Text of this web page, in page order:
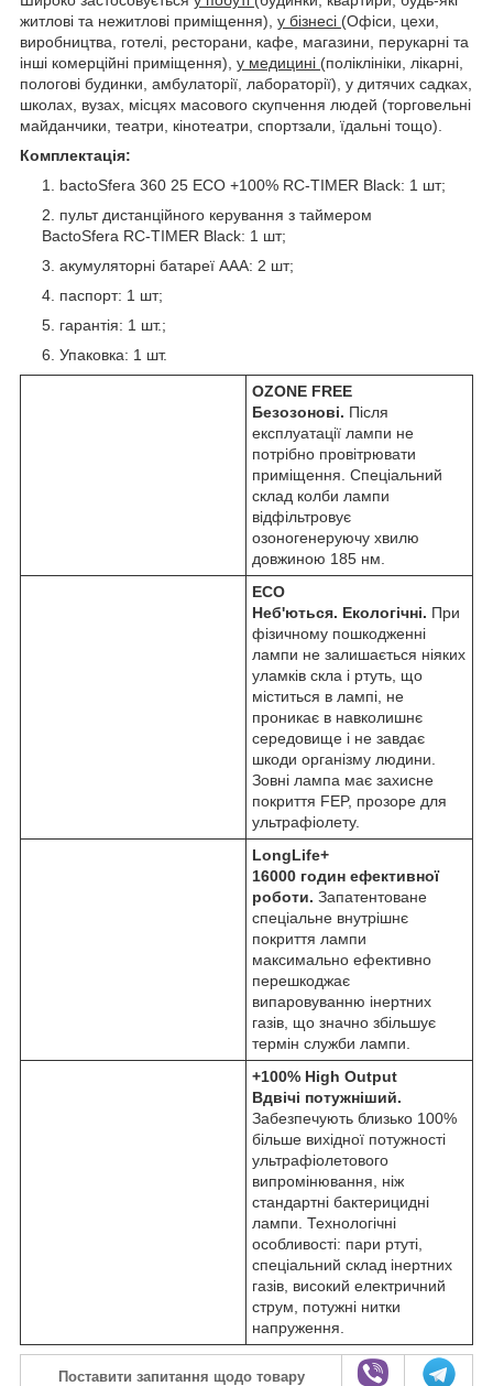
житлові та нежитлові приміщення), у бізнесі (Офіси, цехи,
виробництва, готелі, ресторани, кафе, магазини, перукарні та
інші комерційні приміщення), у медицині (поліклініки, лікарні,
пологові будинки, амбулаторії, лабораторії), у дитячих садках,
школах, вузах, місцях масового скупчення людей (торговельні
майданчики, театри, кінотеатри, спортзали, їдальні тощо).
Комплектація:
bactoSfera 360 25 ECO +100% RC-TIMER Black: 1 шт;
пульт дистанційного керування з таймером
BactoSfera RC-TIMER Black: 1 шт;
акумуляторні батареї ААА: 2 шт;
паспорт: 1 шт;
гарантія: 1 шт.;
Упаковка: 1 шт.
OZONE FREE
Безозонові. Після
експлуатації лампи не
потрібно провітрювати
приміщення. Спеціальний
склад колби лампи
відфільтровує
озоногенеруючу хвилю
довжиною 185 нм.
ECO
Неб'ються. Екологічні. При
фізичному пошкодженні
лампи не залишається ніяких
уламків скла і ртуть, що
міститься в лампі, не
проникає в навколишнє
середовище і не завдає
шкоди організму людини.
Зовні лампа має захисне
покриття FEP, прозоре для
ультрафіолету.
LongLife+
16000 годин ефективної
роботи. Запатентоване
спеціальне внутрішнє
покриття лампи
максимально ефективно
перешкоджає
випаровуванню інертних
газів, що значно збільшує
термін служби лампи.
+100% High Output
Вдвічі потужніший.
Забезпечують близько 100%
більше вихідної потужності
ультрафіолетового
випромінювання, ніж
стандартні бактерицидні
лампи. Технологічні
особливості: пари ртуті,
спеціальний склад інертних
газів, високий електричний
струм, потужні нитки
напруження.
Поставити запитання щодо товару